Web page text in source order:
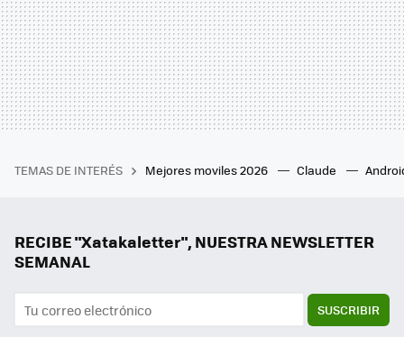
TEMAS DE INTERÉS Mejores moviles 2026 Claude
RECIBE "Xatakaletter", NUESTRA NEWSLETTER
SEMANAL
SUSCRIBIR